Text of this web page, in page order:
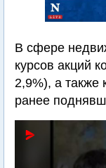
В сфере
курсов акций
2,9%), а также
ранее